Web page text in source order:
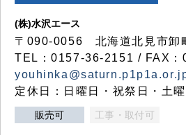
(株)水沢エース
〒090-0056 北海道北見市卸
TEL：0157-36-2151 / FAX
定休日：日曜日・祝祭日・土
販売可 工事・取付可